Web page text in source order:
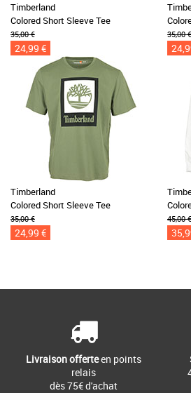
Timberland
Colored Short Sleeve Tee
35,00 €
24,99 €
35,00 €
Timberland
Colored Short Sleeve Tee
35,00 €
24,99 €
45,00 €
Livraison offerteen points
relais
dès 75€ d'achat